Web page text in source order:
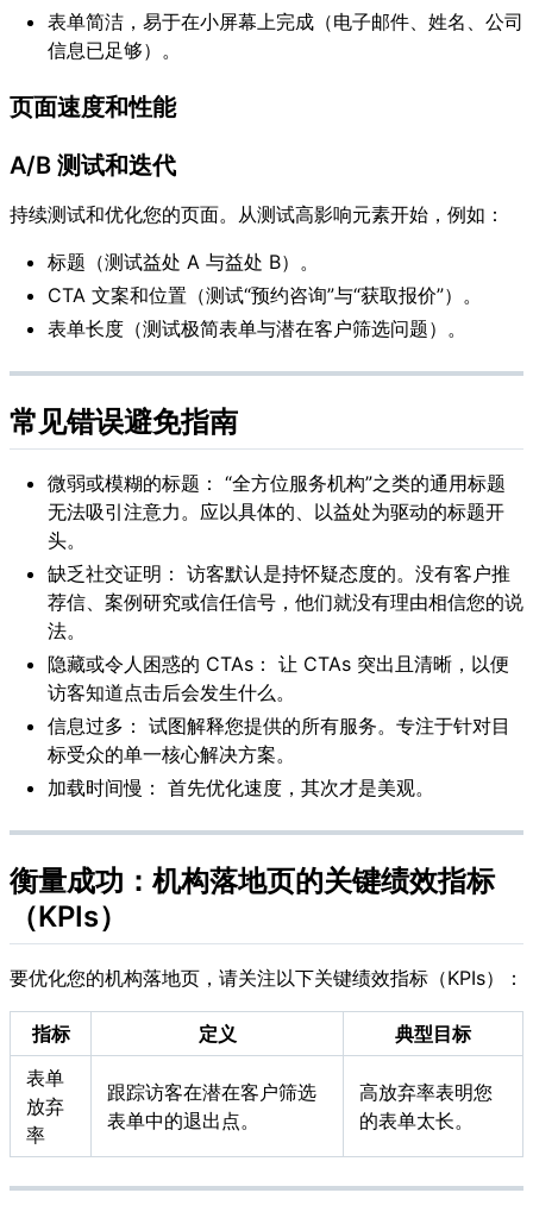
表单简洁，易于在小屏幕上完成（电子邮件、姓名、公司
信息已足够）。
页面速度和性能
A/B 测试和迭代
持续测试和优化您的页面。从测试高影响元素开始，例如：
标题（测试益处 A 与益处 B）。
CTA 文案和位置（测试“预约咨询”与“获取报价”）。
表单长度（测试极简表单与潜在客户筛选问题）。
常见错误避免指南
微弱或模糊的标题： “全方位服务机构”之类的通用标题
无法吸引注意力。应以具体的、以益处为驱动的标题开
头。
缺乏社交证明： 访客默认是持怀疑态度的。没有客户推
荐信、案例研究或信任信号，他们就没有理由相信您的说
法。
隐藏或令人困惑的 CTAs： 让 CTAs 突出且清晰，以便
访客知道点击后会发生什么。
信息过多： 试图解释您提供的所有服务。专注于针对目
标受众的单一核心解决方案。
加载时间慢： 首先优化速度，其次才是美观。
衡量成功：机构落地页的关键绩效指标
（KPIs）
要优化您的机构落地页，请关注以下关键绩效指标（KPIs）：
指标 定义
典型目标
表单
放弃
率
跟踪访客在潜在客户筛选
表单中的退出点。
高放弃率表明您
的表单太长。